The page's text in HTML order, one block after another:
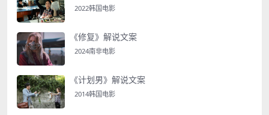
2022韩国电影
《修复》解说文案
2024南非电影
《计划男》解说文案
2014韩国电影